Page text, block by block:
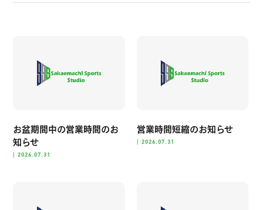
お盆期間中の営業時間のお
知らせ
|2026.07.31
営業時間短縮のお知らせ
| 2026.07.31